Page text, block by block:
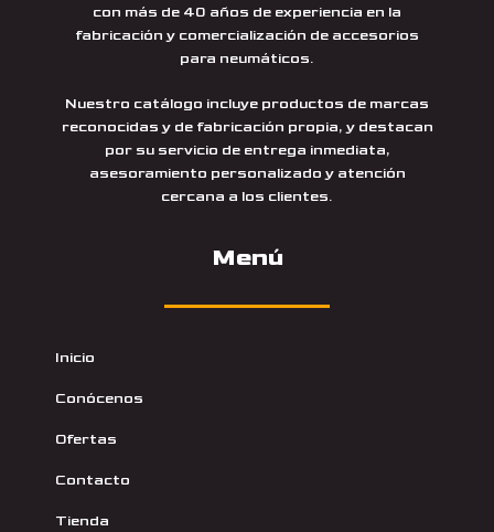
con más de 40 años de experiencia en la
fabricación y comercialización de accesorios
para neumáticos.
Nuestro catálogo incluye productos de marcas
reconocidas y de fabricación propia, y destacan
por su servicio de entrega inmediata,
asesoramiento personalizado y atención
cercana a los clientes.
Menú
Inicio
Conócenos
Ofertas
Contacto
Tienda